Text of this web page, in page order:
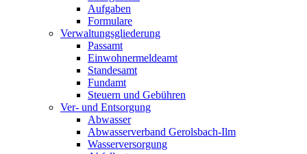
Aufgaben
Formulare
Verwaltungsgliederung
Passamt
Einwohnermeldeamt
Standesamt
Fundamt
Steuern und Gebühren
Ver- und Entsorgung
Abwasser
Abwasserverband Gerolsbach-Ilm
Wasserversorgung